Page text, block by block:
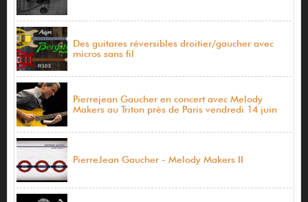
Des guitares réversibles droitier/gaucher avec
micros sans fil
Pierrejean Gaucher en concert avec Melody
Makers au Triton près de Paris vendredi 14 juin
PierreJean Gaucher - Melody Makers II